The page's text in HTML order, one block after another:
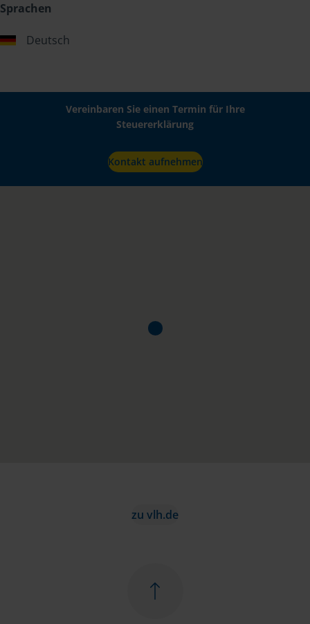
Sprachen
Deutsch
Vereinbaren Sie einen Termin für Ihre
Steuererklärung
Kontakt aufnehmen
zu vlh.de